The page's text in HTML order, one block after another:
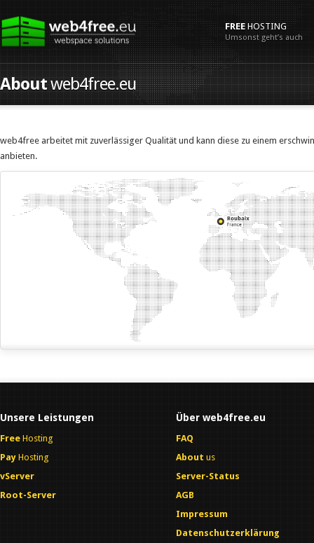
FREEHOSTING
Umsonst geht’s auch
Aboutweb4free.eu
web4free arbeitet mit zuverlässiger Qualität und kann diese zu einem
anbieten.
Unsere Leistungen
Free Hosting
Pay Hosting
vServer
Root-Server
Über web4free.eu
FAQ
About us
Server-Status
AGB
Impressum
Datenschutzerklärung